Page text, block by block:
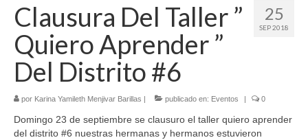
Biblioteca ES
Contáctenos
25
SEP 2018
Clausura Del Taller ”
Quiero Aprender ”
Del Distrito #6
por Karina Yamileth Menjivar Barillas | publicado en: Eventos | 0
Domingo 23 de septiembre se clausuro el taller quiero aprender
del distrito #6 nuestras hermanas y hermanos estuvieron